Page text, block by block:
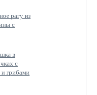
рагу из
с
в
с
грибами